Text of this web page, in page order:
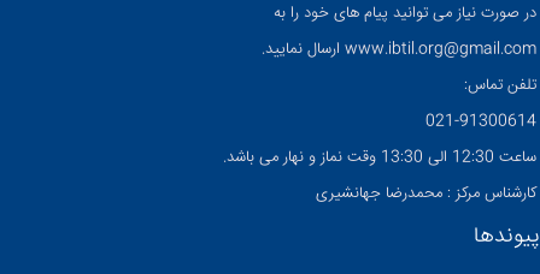
در صورت نیاز می توانید پیام های خود را به
www.ibtil.org@gmail.com ارسال نمایید.
تلفن تماس:
021-91300614
ساعت 12:30 الی 13:30 وقت نماز و نهار می باشد.
کارشناس مرکز : محمدرضا جهانشیری
پیوندها